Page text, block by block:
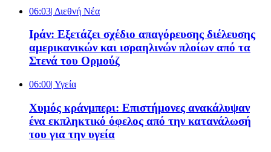
06:03| Διεθνή Νέα
Ιράν: Εξετάζει σχέδιο απαγόρευσης διέλευσης
αμερικανικών και ισραηλινών πλοίων από τα
Στενά του Ορμούζ
06:00| Υγεία
Χυμός κράνμπερι: Επιστήμονες ανακάλυψαν
ένα εκπληκτικό όφελος από την κατανάλωσή
του για την υγεία